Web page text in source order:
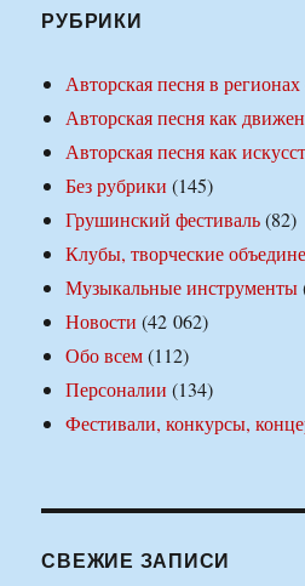
РУБРИКИ
Авторская песня в регионах
Авторская песня как
Авторская песня как
Без рубрики (145)
Грушинский фестиваль(82)
Клубы, творческие
Музыкальные инструменты
Новости (42 062)
Обо всем(112)
Персоналии (134)
Фестивали, конкурсы,
СВЕЖИЕ ЗАПИСИ